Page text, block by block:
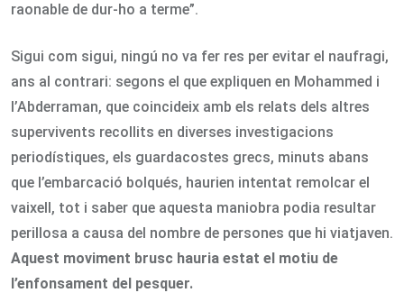
raonable de dur-ho a terme”.
Sigui com sigui, ningú no va fer res per evitar el naufragi,
ans al contrari: segons el que expliquen en Mohammed i
l’Abderraman, que coincideix amb els relats dels altres
supervivents recollits en diverses investigacions
periodístiques, els guardacostes grecs, minuts abans
que l’embarcació bolqués, haurien intentat remolcar el
vaixell, tot i saber que aquesta maniobra podia resultar
perillosa a causa del nombre de persones que hi viatjaven.
Aquest moviment brusc hauria estat el motiu de
’enfonsament del pesquer.